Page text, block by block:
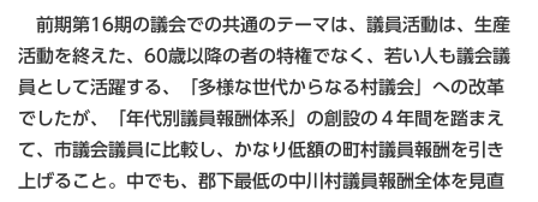
前期第16期の議会での共通のテーマは、議員活動は、生産
活動を終えた、60歳以降の者の特権でなく、若い人も議会議
員として活躍する、「多様な世代からなる村議会」への改革
でしたが、「年代別議員報酬体系」の創設の４年間を踏まえ
て、市議会議員に比較し、かなり低額の町村議員報酬を引き
上げること。中でも、郡下最低の中川村議員報酬全体を見直